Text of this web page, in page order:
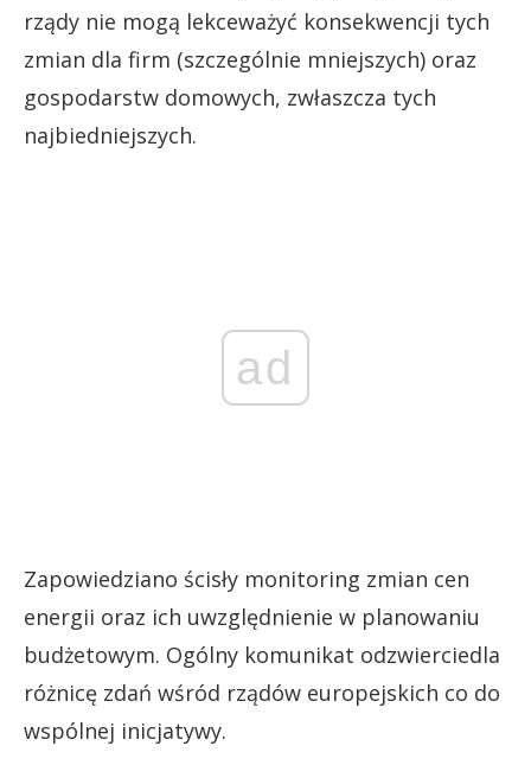
rządy nie mogą lekceważyć konsekwencji tych
zmian dla firm (szczególnie mniejszych) oraz
gospodarstw domowych, zwłaszcza tych
najbiedniejszych.
ad
Zapowiedziano ścisły monitoring zmian cen
energii oraz ich uwzględnienie w planowaniu
budżetowym. Ogólny komunikat odzwierciedla
różnicę zdań wśród rządów europejskich co do
wspólnej inicjatywy.